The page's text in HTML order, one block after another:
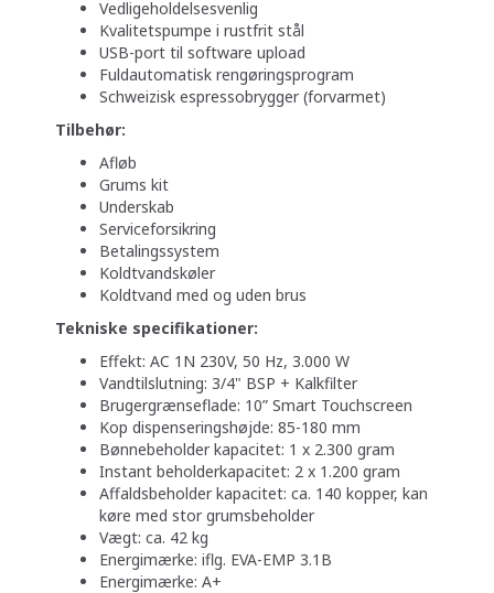
Vedligeholdelsesvenlig
Kvalitetspumpe i rustfrit stål
USB-port til software upload
Fuldautomatisk rengøringsprogram
Schweizisk espressobrygger (forvarmet)
Tilbehør:
Afløb
Grums kit
Underskab
Serviceforsikring
Betalingssystem
Koldtvandskøler
Koldtvand med og uden brus
Tekniske specifikationer:
Effekt: AC 1N 230V, 50 Hz, 3.000 W
Vandtilslutning: 3/4" BSP + Kalkfilter
Brugergrænseflade: 10” Smart Touchscreen
Kop dispenseringshøjde: 85-180 mm
Bønnebeholder kapacitet: 1 x 2.300 gram
Instant beholderkapacitet: 2 x 1.200 gram
Affaldsbeholder kapacitet: ca. 140 kopper, kan
køre med stor grumsbeholder
Vægt: ca. 42 kg
Energimærke: iflg. EVA-EMP 3.1B
Energimærke: A+